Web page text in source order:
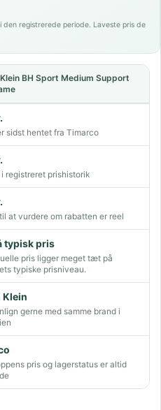
registrerede periode. Laveste pris de
BH Sport Medium Support
sidst hentet fra Timarco
registreret prishistorik
at vurdere om rabatten er reel
typisk pris
pris ligger meget tæt på
typiske prisniveau.
Klein
gerne med samme brand i
pris og lagerstatus er altid